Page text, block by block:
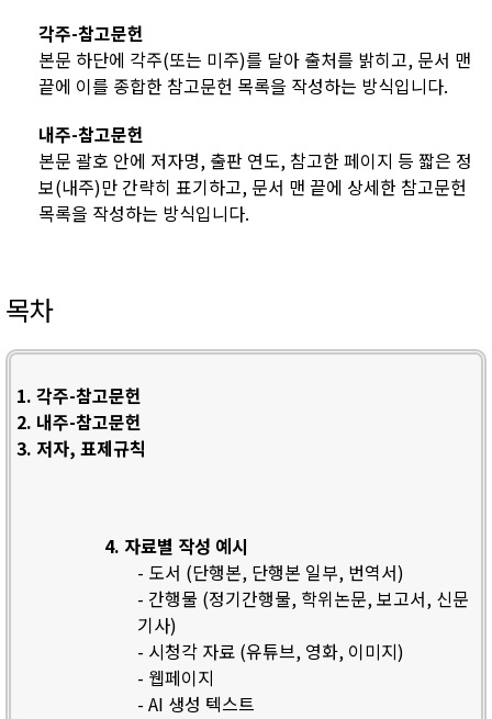
각주-참고문헌
본문 하단에 각주(또는 미주)를 달아 출처를 밝히고, 문서 맨
끝에 이를 종합한 참고문헌 목록을 작성하는 방식입니다.
내주-참고문헌
본문 괄호 안에 저자명, 출판 연도, 참고한 페이지 등 짧은 정
보(내주)만 간략히 표기하고, 문서 맨 끝에 상세한 참고문헌
목록을 작성하는 방식입니다.
목차
1. 각주-참고문헌
2. 내주-참고문헌
3. 저자, 표제규칙
4. 자료별 작성 예시
- 도서 (단행본, 단행본 일부, 번역서)
- 간행물 (정기간행물, 학위논문, 보고서, 신문
기사)
- 시청각 자료 (유튜브, 영화, 이미지)
- 웹페이지
- AI 생성 텍스트